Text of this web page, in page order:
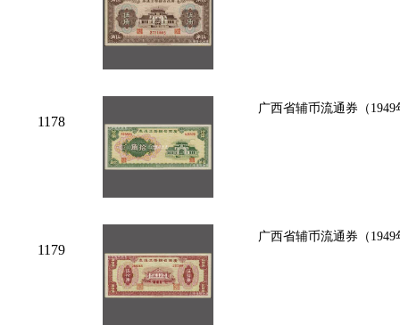
1178
广西省辅币流通券（
1179
广西省辅币流通券（